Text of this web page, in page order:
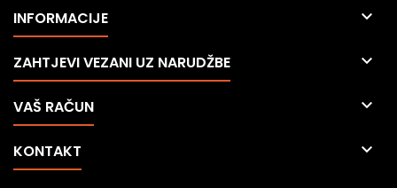
INFORMACIJE 
ZAHTJEVI VEZANI UZ NARUDŽBE 
VAŠ RAČUN 
KONTAKT 